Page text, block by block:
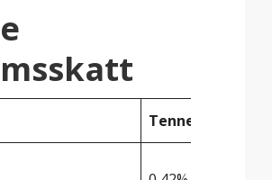
Tennessee